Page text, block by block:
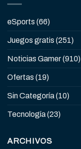
eSports (66)
Juegos gratis (251)
Noticias Gamer(910)
Ofertas (19)
Sin Categoría(10)
Tecnología(23)
ARCHIVOS